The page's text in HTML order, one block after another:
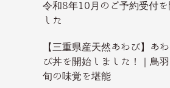
令和8年10月のご予約受付を
した
【三重県産天然あわび】あ
び丼を開始しました！｜鳥
旬の味覚を堪能